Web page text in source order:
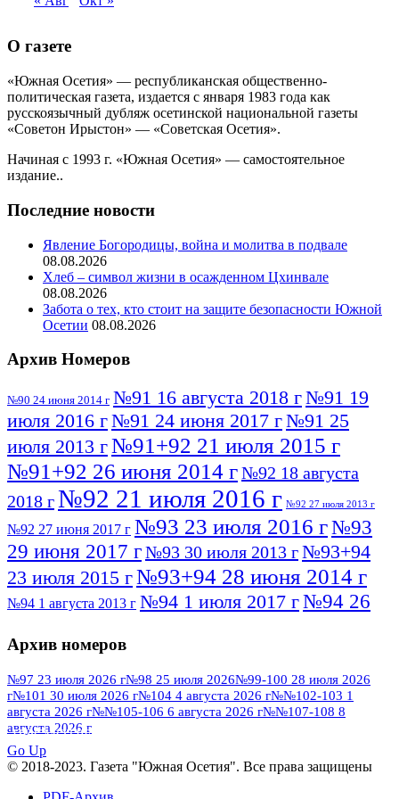
О газете
«Южная Осетия» — республиканская общественно-
политическая газета, издается с января 1983 года как
русскоязычный дубляж осетинской национальной газеты
«Советон Ирыстон» — «Советская Осетия».
Начиная с 1993 г. «Южная Осетия» — самостоятельное
издание..
Последние новости
Явление Богородицы, война и молитва в подвале
08.08.2026
Хлеб – символ жизни в осажденном Цхинвале
08.08.2026
Забота о тех, кто стоит на защите безопасности Южной
Осетии 08.08.2026
Архив Номеров
№90 24 июня 2014 г №91 16 августа 2018 г№91 19
июля 2016 г№91 24 июня 2017 г№91 25
июля 2013 г№91+92 21 июля 2015 г
№91+92 26 июня 2014 г№92 18 августа
2018 г№92 21 июля 2016 г №92 27 июля 2013 г
№92 27 июня 2017 г №93 23 июля 2016 г№93
29 июня 2017 г№93 30 июля 2013 г№93+94
23 июля 2015 г№93+94 28 июня 2014 г
№94 1 августа 2013 г №94 1 июля 2017 г№94 26
№95 7 августа 2012 г
№95 28 июля 2016 г №95+96 3 августа
2013 г№96 6 июля 2017 г№96 9 августа
2012 г №96 28 июля 2015 г
№96+97 30 июля 2016 г
№97 11 августа 2012 г
Архив номеров
№97 23 июля 2026 г№98 25 июля 2026№99-100 28 июля 2026
г№101 30 июля 2026 г№104 4 августа 2026 г№№102-103 1
августа 2026 г№№105-106 6 августа 2026 г№№107-108 8
августа 2026 г
ПОСМОТРЕТЬ ВСЕ
Go Up
© 2018-2023. Газета "Южная Осетия". Все права защищены